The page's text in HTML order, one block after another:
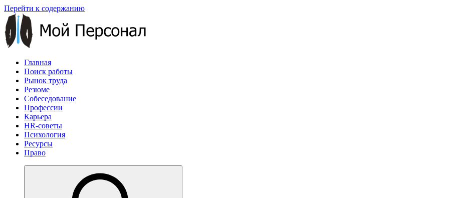
Перейти к содержанию
Главная
Поиск работы
Рынок труда
Резюме
Собеседование
Профессии
Карьера
HR-советы
Психология
Ресурсы
Право